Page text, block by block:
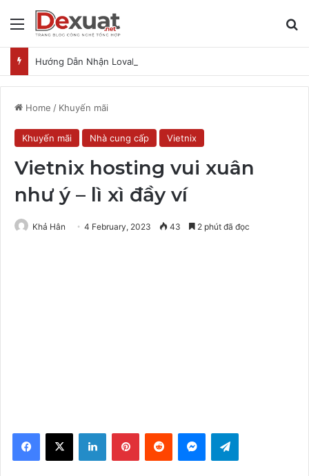
Menu
Hướng Dẫn Nhận Lovable Pro 3 Tháng Miễn Phí
Home / Khuyến mãi
Khuyến mãi Nhà cung cấp Vietnix
Vietnix hosting vui xuân
như ý – lì xì đầy ví
Khả Hân 4 February, 2023 43 2 phút đã đọc
Facebook
X LinkedInPinterestReddit MessengerTelegram